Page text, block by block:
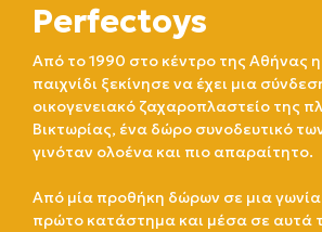
Perfectoys
Από το 1990 στο κέντρο της Αθήνας
παιχνίδι ξεκίνησε να έχει μια
οικογενειακό ζαχαροπλαστείο της
Βικτωρίας, ένα δώρο συνοδευτικό
γινόταν ολοένα και πιο απαραίτητο.
Από μία προθήκη δώρων σε μια
πρώτο κατάστημα και μέσα σε αυτά